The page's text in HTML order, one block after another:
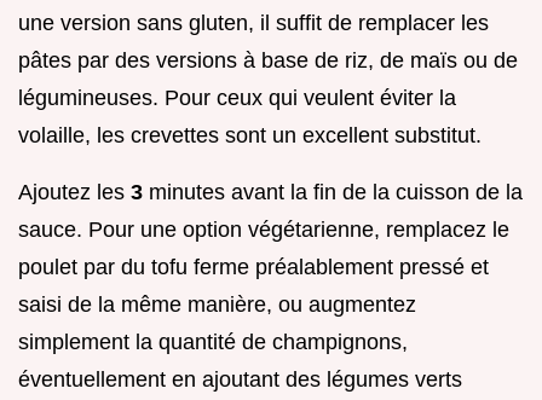
une version sans gluten, il suffit de remplacer les
pâtes par des versions à base de riz, de maïs ou de
légumineuses. Pour ceux qui veulent éviter la
volaille, les crevettes sont un excellent substitut.
Ajoutez les 3 minutes avant la fin de la cuisson de la
sauce. Pour une option végétarienne, remplacez le
poulet par du tofu ferme préalablement pressé et
saisi de la même manière, ou augmentez
simplement la quantité de champignons,
éventuellement en ajoutant des légumes verts